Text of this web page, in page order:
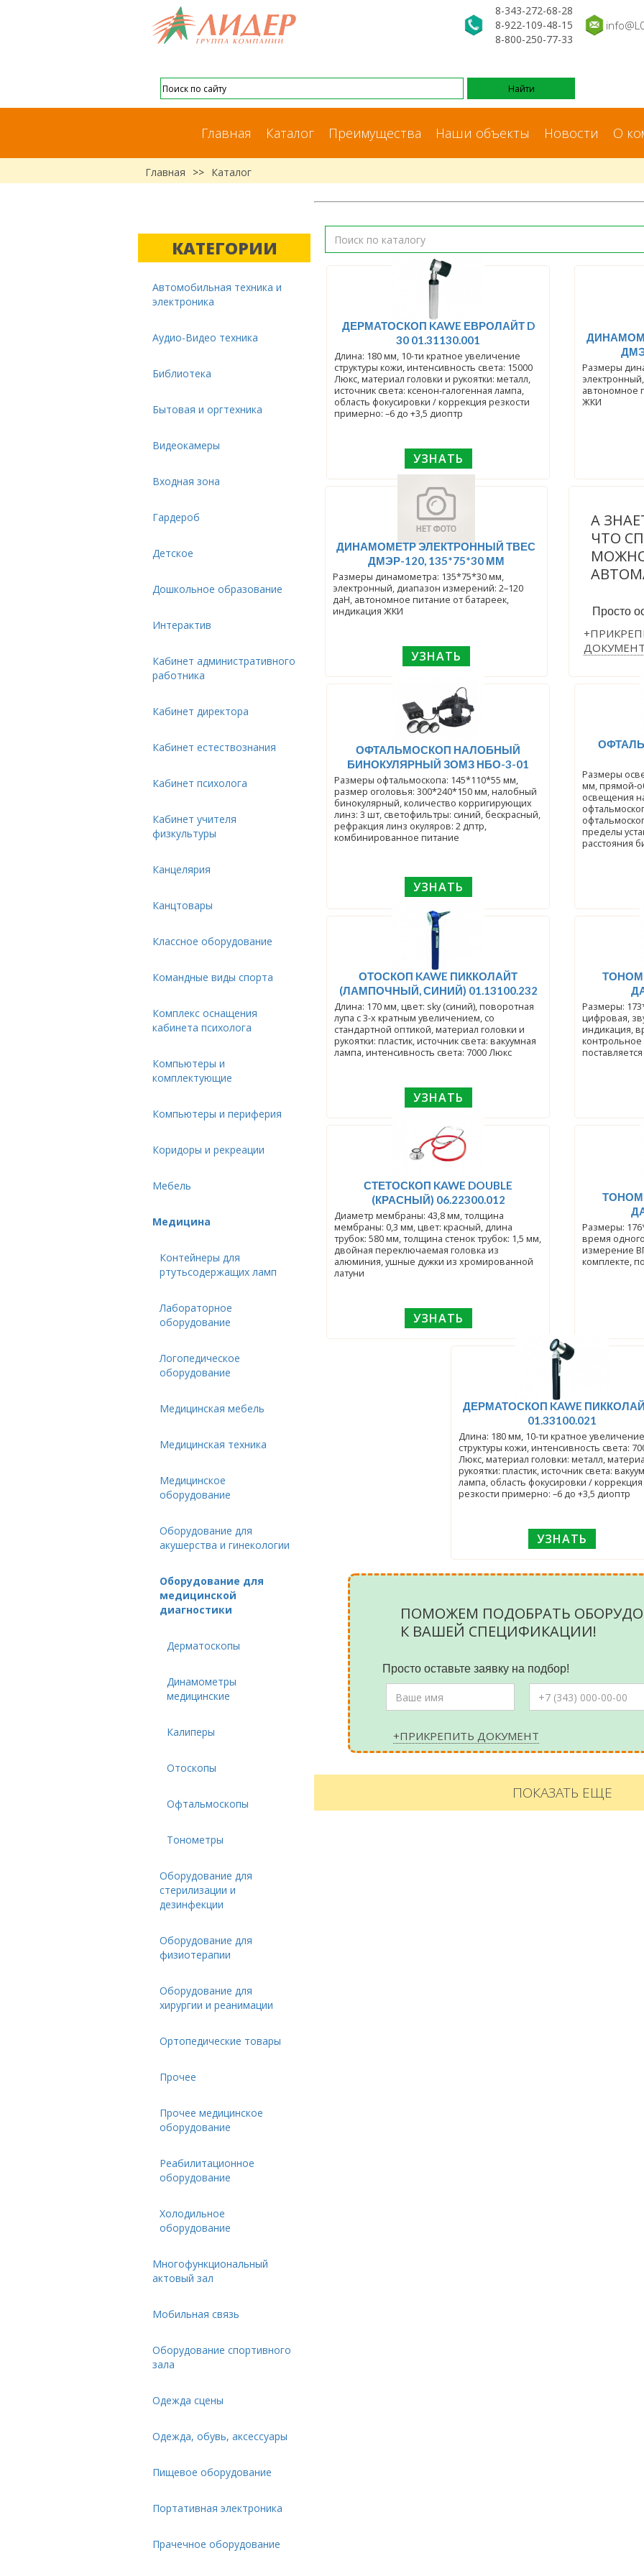
8-343-272-68-28
8-922-109-48-15
8-800-250-77-33
Главная Каталог Преимущества Наши объекты Новости О
Главная >> Каталог
КАТЕГОРИИ
Автомобильная техника и
электроника
Аудио-Видео техника
Библиотека
Бытовая и оргтехника
Видеокамеры
Входная зона
Гардероб
Детское
Дошкольное образование
Интерактив
Кабинет административного
работника
Кабинет директора
Кабинет естествознания
Кабинет психолога
Кабинет учителя
физкультуры
Канцелярия
Канцтовары
Классное оборудование
Командные виды спорта
Комплекс оснащения
кабинета психолога
Компьютеры и
комплектующие
Компьютеры и периферия
Коридоры и рекреации
Мебель
Медицина
Контейнеры для
ртутьсодержащих ламп
Лабораторное
оборудование
Логопедическое
оборудование
Медицинская мебель
Медицинская техника
Медицинское
оборудование
Оборудование для
акушерства и гинекологии
Оборудование для
медицинской
диагностики
Дерматоскопы
Динамометры
медицинские
Калиперы
Отоскопы
Офтальмоскопы
Тонометры
Оборудование для
стерилизации и
дезинфекции
Оборудование для
физиотерапии
Оборудование для
хирургии и реанимации
Ортопедические товары
Прочее
Прочее медицинское
оборудование
Реабилитационное
оборудование
Холодильное
оборудование
Многофункциональный
актовый зал
Мобильная связь
Оборудование спортивного
зала
Одежда сцены
Одежда, обувь, аксессуары
Пищевое оборудование
Портативная электроника
Прачечное оборудование
ДЕРМАТОСКОП KAWE ЕВРОЛАЙТ D
30 01.31130.001
Длина: 180 мм, 10-ти кратное увеличение
структуры кожи, интенсивность света: 15000
Люкс, материал головки и рукоятки: металл,
источник света: ксенон-галогенная лампа,
область фокусировки / коррекция резкости
примерно: –6 до +3,5 диоптр
УЗНАТЬ
Размеры
автономное
ЖКИ
ДИНАМОМЕТР ЭЛЕКТРОННЫЙ ТВЕС
ДМЭР-120, 135*75*30 ММ
Размеры динамометра: 135*75*30 мм,
электронный, диапазон измерений: 2–120
даН, автономное питание от батареек,
индикация ЖКИ
УЗНАТЬ
А
ЧТО
Просто
ДОКУМЕНТ
ОФТАЛЬМОСКОП НАЛОБНЫЙ
БИНОКУЛЯРНЫЙ ЗОМЗ НБО-3-01
Размеры офтальмоскопа: 145*110*55 мм,
размер оголовья: 300*240*150 мм, налобный
бинокулярный, количество корригирующих
линз: 3 шт, светофильтры: синий, бескрасный,
рефракция линз окуляров: 2 дптр,
комбинированное питание
УЗНАТЬ
Размеры
мм, прямой-
освещения
пределы
расстояния
ОТОСКОП KAWE ПИККОЛАЙТ
(ЛАМПОЧНЫЙ, СИНИЙ) 01.13100.232
Длина: 170 мм, цвет: sky (синий), поворотная
лупа с 3-х кратным увеличением, со
стандартной оптикой, материал головки и
рукоятки: пластик, источник света: вакуумная
лампа, интенсивность света: 7000 Люкс
УЗНАТЬ
Размеры:
цифровая,
индикация,
контрольное
СТЕТОСКОП KAWE DOUBLE
(КРАСНЫЙ) 06.22300.012
Диаметр мембраны: 43,8 мм, толщина
мембраны: 0,3 мм, цвет: красный, длина
трубок: 580 мм, толщина стенок трубок: 1,5 мм,
двойная переключаемая головка из
алюминия, ушные дужки из хромированной
латуни
УЗНАТЬ
Размеры:
время
измерение
комплекте,
ДЕРМАТОСКОП KAWE
01.33100.021
Длина: 180 мм, 10-ти кратное увеличение
структуры кожи, интенсивность света:
Люкс, материал головки: металл,
рукоятки: пластик, источник света:
лампа, область фокусировки / коррекция
резкости примерно: –6 до +3,5 диоптр
УЗНАТЬ
ПОМОЖЕМ ПОДОБРАТЬ
К ВАШЕЙ СПЕЦИФИКАЦИИ!
Просто оставьте заявку на подбор!
+ПРИКРЕПИТЬ ДОКУМЕНТ
ПОКАЗАТЬ ЕЩЕ